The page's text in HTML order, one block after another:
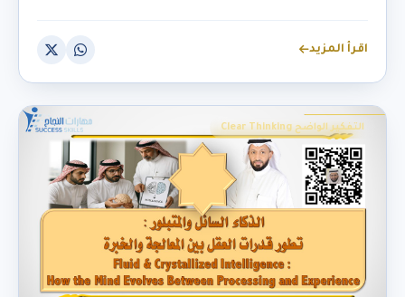
اقرأ المزيد
التفكير الواضح Clear Thinking